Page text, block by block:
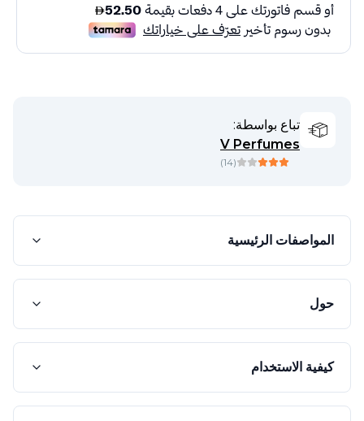
تباع بواسطة:
V Perfumes
(
14
)
المواصفات الرئيسية
حول
كيفية الاستخدام